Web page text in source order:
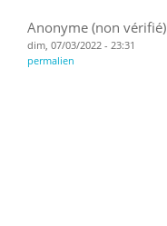
Anonyme (non vérifié)
dim, 07/03/2022 - 23:31
permalien